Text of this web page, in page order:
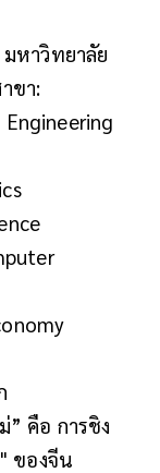
หาวิทยาลัย
ขา:
” คือ การชิง
ของจีน